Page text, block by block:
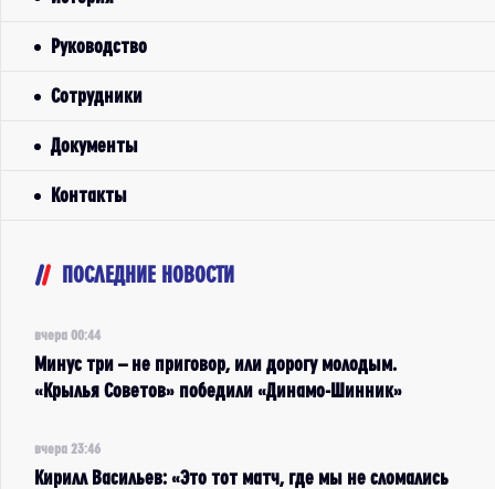
Руководство
Сотрудники
Документы
Контакты
ПОСЛЕДНИЕ НОВОСТИ
вчера 00:44
Минус три – не приговор, или дорогу молодым.
«Крылья Советов» победили «Динамо-Шинник»
вчера 23:46
Кирилл Васильев: «Это тот матч, где мы не сломались